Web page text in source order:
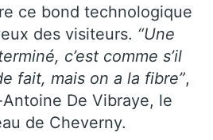
ce bond technologique
des visiteurs. “Une
c’est comme s’il
fait, mais on a la fibre”,
De Vibraye, le
de Cheverny.